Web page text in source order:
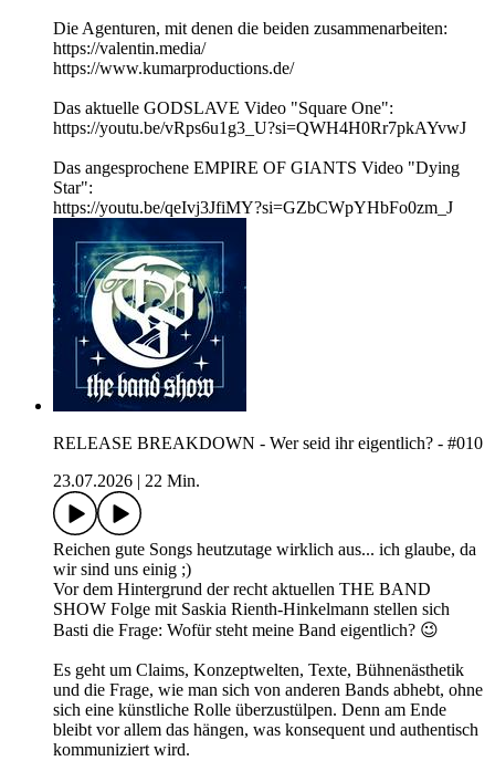
Die Agenturen, mit denen die beiden zusammenarbeiten:
https://valentin.media/
https://www.kumarproductions.de/
Das aktuelle GODSLAVE Video "Square One":
https://youtu.be/vRps6u1g3_U?si=QWH4H0Rr7pkAYvwJ
Das angesprochene EMPIRE OF GIANTS Video "Dying
Star":
https://youtu.be/qeIvj3JfiMY?si=GZbCWpYHbFo0zm_J
RELEASE BREAKDOWN - Wer seid ihr eigentlich? - #010
23.07.2026
22 Min.
Reichen gute Songs heutzutage wirklich aus... ich glaube, da
wir sind uns einig ;)
Vor dem Hintergrund der recht aktuellen THE BAND
SHOW Folge mit Saskia Rienth-Hinkelmann stellen sich
Basti die Frage: Wofür steht meine Band eigentlich? 😉
Es geht um Claims, Konzeptwelten, Texte, Bühnenästhetik
und die Frage, wie man sich von anderen Bands abhebt, ohne
sich eine künstliche Rolle überzustülpen. Denn am Ende
bleibt vor allem das hängen, was konsequent und authentisch
kommuniziert wird.